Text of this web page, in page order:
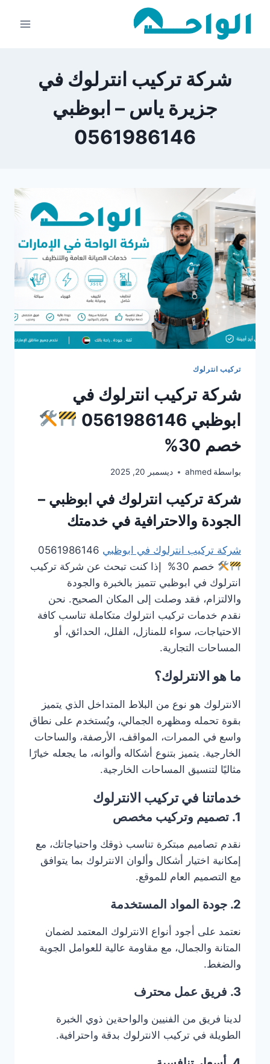
شركة تركيب انترلوك في
جزيرة ياس – ابوظبي
0561986146
تركيب انترلوك
شركة تركيب انترلوك في
ابوظبي 0561986146
خصم 30%
بواسطة ahmed ديسمبر 20, 2025
شركة تركيب انترلوك في ابوظبي –
الجودة والاحترافية في خدمتك
شركة تركيب انترلوك في ابوظبي
خصم 30% إذا كنت تبحث عن شركة تركيب
انترلوك في ابوظبي تتميز بالخبرة والجودة
والالتزام، فقد وصلت إلى المكان الصحيح. نحن
نقدم خدمات تركيب انترلوك متكاملة تناسب كافة
الاحتياجات، سواء للمنازل، الفلل، الحدائق، أو
المساحات التجارية.
ما هو الانترلوك؟
الانترلوك هو نوع من البلاط المتداخل الذي يتميز
بقوة تحمله ومظهره الجمالي، ويُستخدم على نطاق
واسع في الممرات، المواقف، الأرصفة، والساحات
الخارجية. يتميز بتنوع أشكاله وألوانه، ما يجعله خيارًا
مثاليًا لتنسيق المساحات الخارجية.
خدماتنا في تركيب الانترلوك
1. تصميم وتركيب مخصص
نقدم تصاميم مبتكرة تناسب ذوقك واحتياجاتك، مع
إمكانية اختيار أشكال وألوان الانترلوك بما يتوافق
مع التصميم العام للموقع.
2. جودة المواد المستخدمة
نعتمد على أجود أنواع الانترلوك المعتمد لضمان
المتانة والجمال، مع مقاومة عالية للعوامل الجوية
والضغط.
3. فريق عمل محترف
لدينا فريق من الفنيين والواحةين ذوي الخبرة
الطويلة في تركيب الانترلوك بدقة واحترافية.